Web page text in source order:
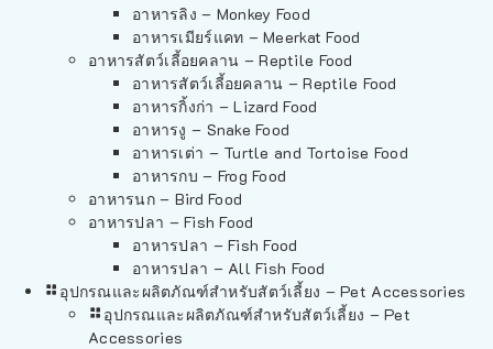
อาหารลิง – Monkey Food
อาหารเมียร์แคท – Meerkat Food
อาหารสัตว์เลี้อยคลาน – Reptile Food
อาหารสัตว์เลี้อยคลาน – Reptile Food
อาหารกิ้งก่า – Lizard Food
อาหารงู – Snake Food
อาหารเต่า – Turtle and Tortoise Food
อาหารกบ – Frog Food
อาหารนก – Bird Food
อาหารปลา – Fish Food
อาหารปลา – Fish Food
อาหารปลา – All Fish Food
อุปกรณและผลิตภัณฑ์สำหรับสัตว์เลี้ยง – Pet Accessories
อุปกรณและผลิตภัณฑ์สำหรับสัตว์เลี้ยง – Pet
Accessories